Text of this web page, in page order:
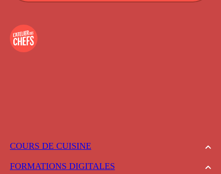
COURS DE CUISINE
FORMATIONS DIGITALES